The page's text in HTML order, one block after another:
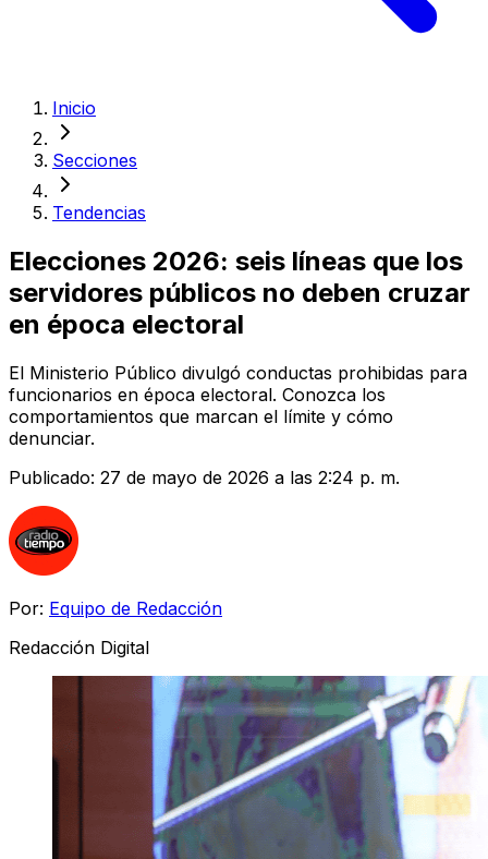
Inicio
Secciones
Tendencias
Elecciones 2026: seis líneas que los
servidores públicos no deben cruzar
en época electoral
El Ministerio Público divulgó conductas prohibidas para
funcionarios en época electoral. Conozca los
comportamientos que marcan el límite y cómo
denunciar.
Publicado: 27 de mayo de 2026 a las 2:24 p. m.
Por: Equipo de Redacción
Redacción Digital